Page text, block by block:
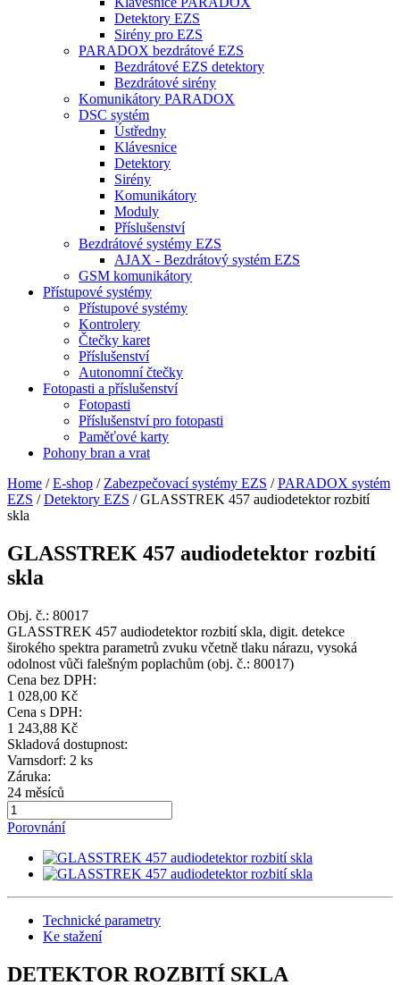
Detektory EZS
Sirény pro EZS
PARADOX bezdrátové EZS
Bezdrátové EZS detektory
Bezdrátové sirény
Komunikátory PARADOX
DSC systém
Ústředny
Klávesnice
Detektory
Sirény
Komunikátory
Moduly
Příslušenství
Bezdrátové systémy EZS
AJAX - Bezdrátový systém EZS
GSM komunikátory
Přístupové systémy
Přístupové systémy
Kontrolery
Čtečky karet
Příslušenství
Autonomní čtečky
Fotopasti a příslušenství
Fotopasti
Příslušenství pro fotopasti
Paměťové karty
Pohony bran a vrat
Home / E-shop / Zabezpečovací systémy EZS / PARADOX systém
EZS / Detektory EZS /GLASSTREK 457 audiodetektor rozbití
skla
GLASSTREK 457 audiodetektor rozbití
skla
Obj. č.: 80017
GLASSTREK 457 audiodetektor rozbití skla, digit. detekce
širokého spektra parametrů zvuku včetně tlaku nárazu, vysoká
odolnost vůči falešným poplachům (obj. č.: 80017)
Cena bez DPH:
1 028,00 Kč
Cena s DPH:
1 243,88 Kč
Skladová dostupnost:
Varnsdorf: 2 ks
Záruka:
24 měsíců
Porovnání
Technické parametry
Ke stažení
DETEKTOR ROZBITÍ SKLA